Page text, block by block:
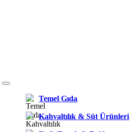
Temel Gıda
Kahvaltılık & Süt Ürünleri